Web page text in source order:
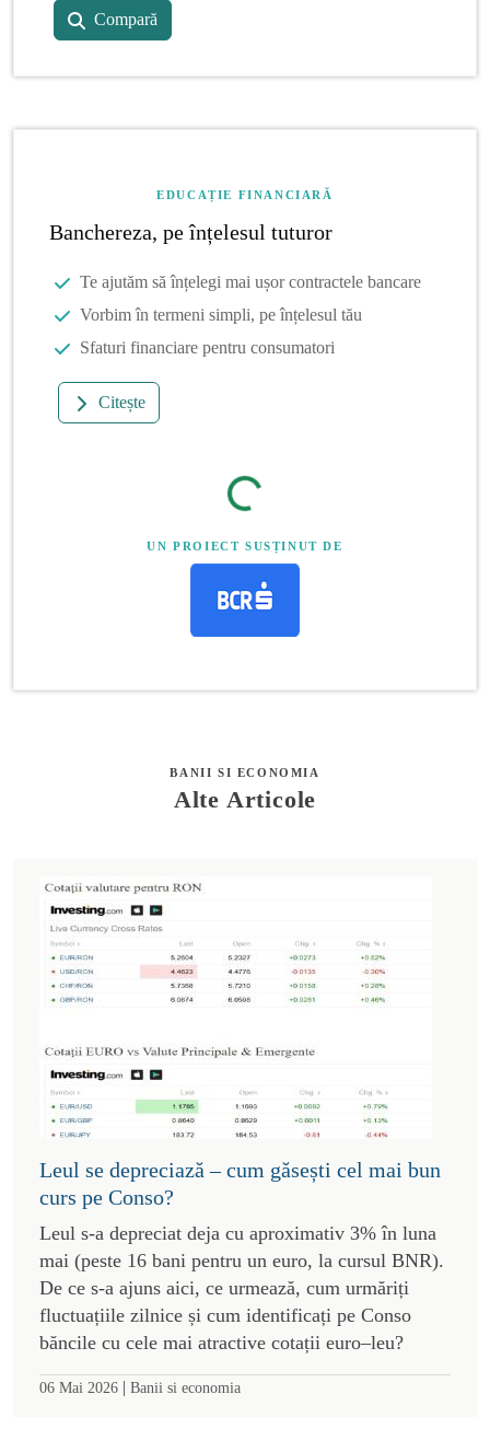
Compară
EDUCAȚIE FINANCIARĂ
Banchereza, pe înțelesul tuturor
Te ajutăm să înțelegi mai ușor contractele bancare
Vorbim în termeni simpli, pe înțelesul tău
Sfaturi financiare pentru consumatori
Citește
UN PROIECT SUSȚINUT DE
BANII SI ECONOMIA
Alte Articole
Leul se depreciază – cum găsești cel mai bun
curs pe Conso?
Leul s-a depreciat deja cu aproximativ 3% în luna
mai (peste 16 bani pentru un euro, la cursul BNR).
De ce s-a ajuns aici, ce urmează, cum urmăriți
fluctuațiile zilnice și cum identificați pe Conso
băncile cu cele mai atractive cotații euro–leu?
06 Mai 2026 | Banii si economia